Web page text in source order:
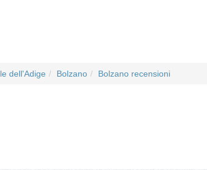
dell'Adige Bolzano Bolzano recensioni